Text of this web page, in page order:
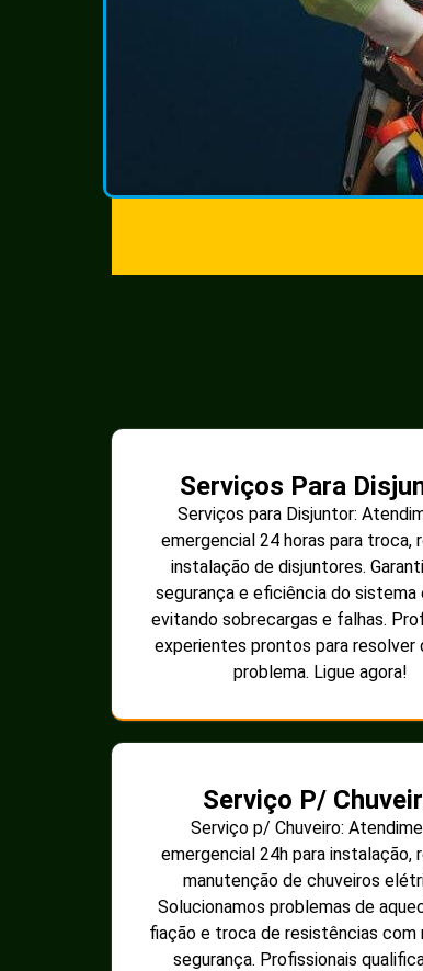
Serviços Para
Serviços para Disjuntor:
emergencial 24 horas para troca,
instalação de disjuntores.
segurança e eficiência do
evitando sobrecargas e falhas.
experientes prontos para resolver
problema. Ligue agora!
Serviço P/
Serviço p/ Chuveiro:
emergencial 24h para instalação,
manutenção de chuveiros
Solucionamos problemas de
fiação e troca de resistências com
segurança. Profissionais